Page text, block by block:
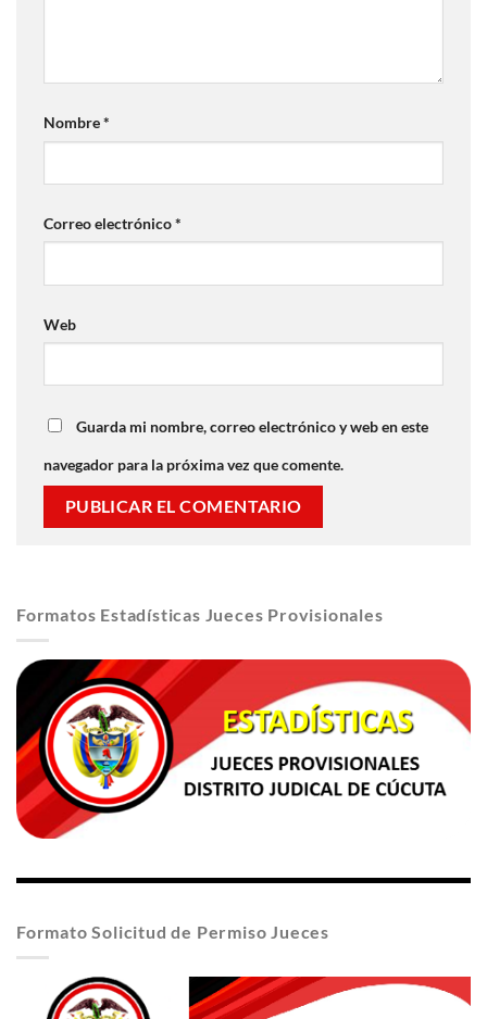
Nombre*
Correo electrónico*
Web
Guarda mi nombre, correo electrónico y web en este
navegador para la próxima vez que comente.
Formatos Estadísticas Jueces Provisionales
Formato Solicitud de Permiso Jueces